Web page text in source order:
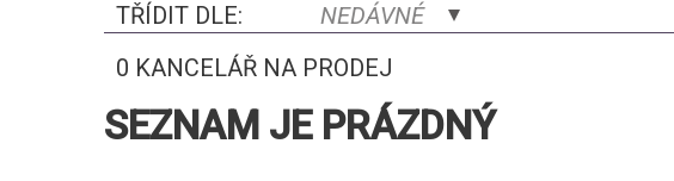
TŘÍDIT DLE:
NEDÁVNÉ
0 KANCELÁŘ NA PRODEJ
SEZNAM JE PRÁZDNÝ